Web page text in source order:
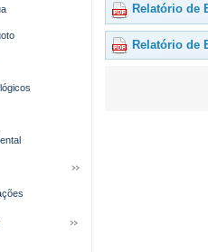
Relatório de
Relatório de